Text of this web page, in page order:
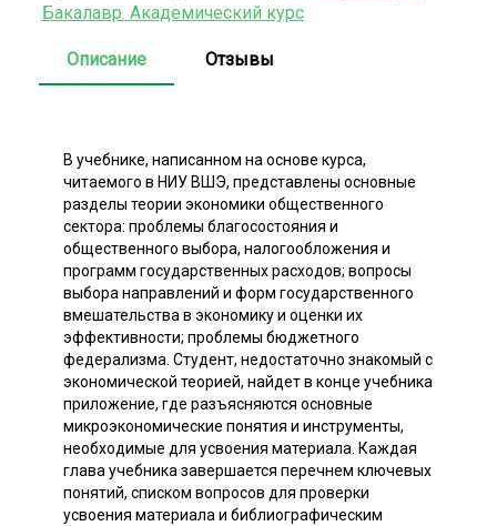
Бакалавр. Академический курс
Описание Отзывы
В учебнике, написанном на основе курса,
читаемого в НИУ ВШЭ, представлены основные
разделы теории экономики общественного
сектора: проблемы благосостояния и
общественного выбора, налогообложения и
программ государственных расходов; вопросы
выбора направлений и форм государственного
вмешательства в экономику и оценки их
эффективности; проблемы бюджетного
федерализма. Студент, недостаточно знакомый с
экономической теорией, найдет в конце учебника
приложение, где разъясняются основные
микроэкономические понятия и инструменты,
необходимые для усвоения материала. Каждая
глава учебника завершается перечнем ключевых
понятий, списком вопросов для проверки
усвоения материала и библиографическим